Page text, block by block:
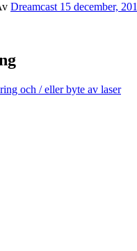
Dreamcast 15 december,
och / eller byte av laser